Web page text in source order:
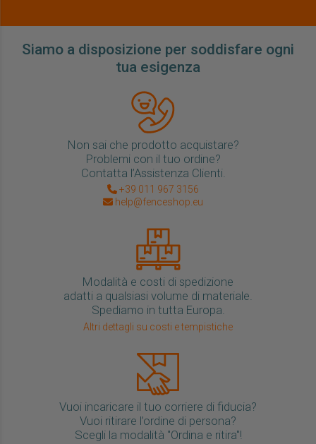
Siamo a disposizione per soddisfare ogni
tua esigenza
Non sai che prodotto acquistare?
Problemi con il tuo ordine?
Contatta l’Assistenza Clienti.
+39 011 967 3156
help@fenceshop.eu
Modalità e costi di spedizione
adatti a qualsiasi volume di materiale.
Spediamo in tutta Europa.
Altri dettagli su costi e tempistiche
Vuoi incaricare il tuo corriere di fiducia?
Vuoi ritirare l’ordine di persona?
Scegli la modalità "Ordina e ritira"!